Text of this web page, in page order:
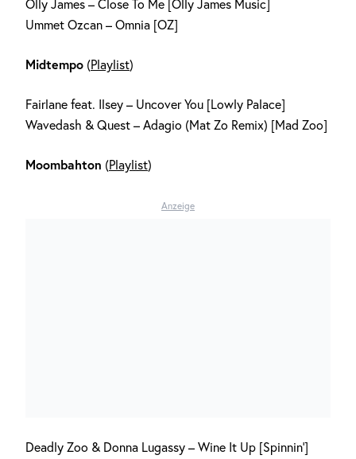
Olly James – Close To Me [Olly James Music]
Ummet Ozcan – Omnia [OZ]
Midtempo (Playlist)
Fairlane feat. Ilsey – Uncover You [Lowly Palace]
Wavedash & Quest – Adagio (Mat Zo Remix) [Mad Zoo]
Moombahton (Playlist)
Anzeige
Deadly Zoo & Donna Lugassy – Wine It Up [Spinnin‘]